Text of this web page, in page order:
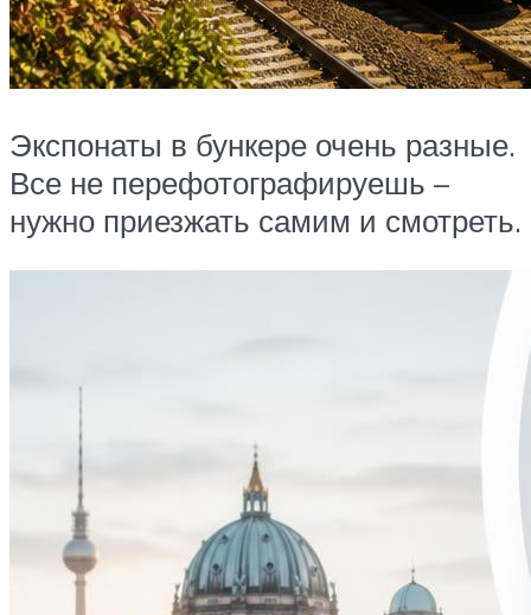
Экспонаты в бункере очень разные.
Все не перефотографируешь –
нужно приезжать самим и смотреть.